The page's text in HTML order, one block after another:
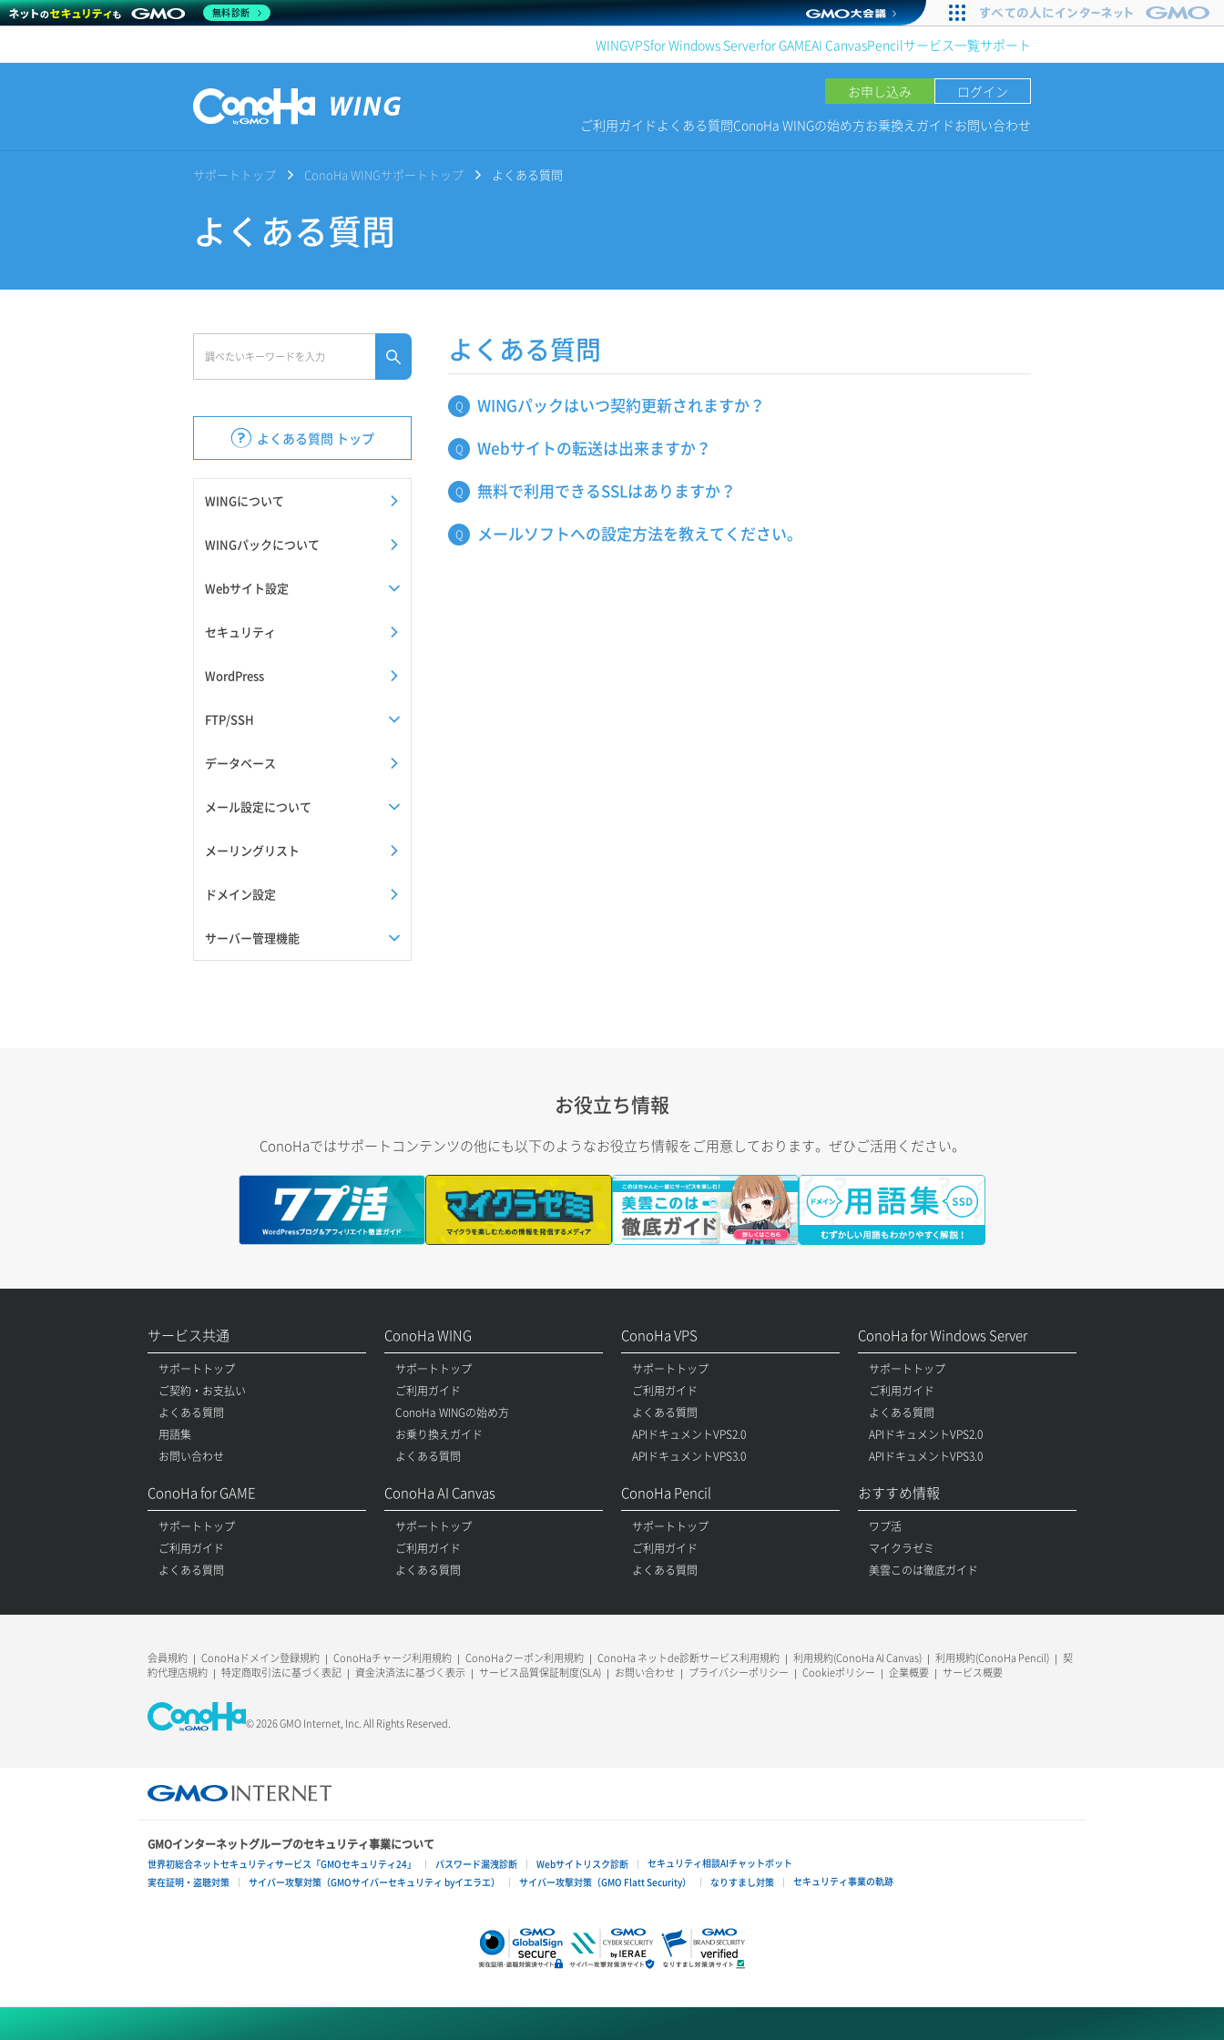
WINGVPSfor Windows Serverfor GAMEAI CanvasPencilサービス一覧サポート
お申し込み
ログイン
ご利用ガイド よくある質問ConoHa WINGの始め方お乗換えガイドお問い合わせ
サポートトップ ConoHa WINGサポートトップ よくある質問
よくある質問
よくある質問 トップ
WINGについて
WINGパックについて
Webサイト設定
セキュリティ
WordPress
FTP/SSH
データベース
メール設定について
メーリングリスト
ドメイン設定
サーバー管理機能
よくある質問
WINGパックはいつ契約更新されますか？
Webサイトの転送は出来ますか？
無料で利用できるSSLはありますか？
メールソフトへの設定方法を教えてください。
お役立ち情報
ConoHaではサポートコンテンツの他にも以下のようなお役立ち情報をご用意しております。ぜひご活用ください。
サービス共通
サポートトップ
ご契約・お支払い
よくある質問
用語集
お問い合わせ
ConoHa WING
サポートトップ
ご利用ガイド
ConoHa WINGの始め方
お乗り換えガイド
よくある質問
ConoHa VPS
サポートトップ
ご利用ガイド
よくある質問
APIドキュメントVPS2.0
APIドキュメントVPS3.0
ConoHa for Windows Server
サポートトップ
ご利用ガイド
よくある質問
APIドキュメントVPS2.0
APIドキュメントVPS3.0
ConoHa for GAME
サポートトップ
ご利用ガイド
よくある質問
ConoHa AI Canvas
サポートトップ
ご利用ガイド
よくある質問
ConoHa Pencil
サポートトップ
ご利用ガイド
よくある質問
おすすめ情報
ワプ活
マイクラゼミ
美雲このは徹底ガイド
会員規約 ConoHaドメイン登録規約 ConoHaチャージ利用規約 ConoHaクーポン利用規約 ConoHa ネットde診断サービス利用規約 利用規約(ConoHa AI Canvas) 利用規約(ConoHa Pencil)
契
約代理店規約
特定商取引法に基づく表記 資金決済法に基づく表示 サービス品質保証制度(SLA) お問い合わせ プライバシーポリシー Cookieポリシー 企業概要 サービス概要
© 2026 GMO Internet, Inc. All Rights Reserved.
GMOインターネットグループのセキュリティ事業について
世界初総合ネットセキュリティサービス「GMOセキュリティ24」 パスワード漏洩診断 Webサイトリスク診断
セキュリティ相談AIチャットボット
実在証明・盗聴対策
サイバー攻撃対策（GMOサイバーセキュリティ byイエラエ） サイバー攻撃対策（GMO Flatt Security） なりすまし対策 セキュリティ事業の軌跡
無料診断